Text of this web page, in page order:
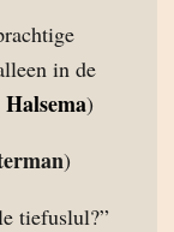
in de
Halsema)
)
tiefuslul?”